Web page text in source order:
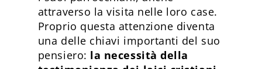
attraverso la visita nelle loro case.
Proprio questa attenzione diventa
una delle chiavi importanti del suo
pensiero: la necessità della